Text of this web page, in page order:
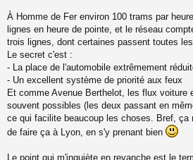
n
o
n
l
u
À Homme de Fer environ 100 trams par
lignes en heure de pointe, et le réseau
trois lignes, dont certaines passent toutes
Le secret c'est :
- La place de l'automobile extrêmement
- Un excellent système de priorité aux feux
Et comme Avenue Berthelot, les flux voiture
souvent possibles (les deux passant en
ce qui facilite beaucoup les choses. Bref, ça
de faire ça à Lyon, en s'y prenant bien
Le point qui m'inquiète en revanche est le